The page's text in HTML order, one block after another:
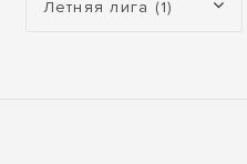
Летняя лига (1)